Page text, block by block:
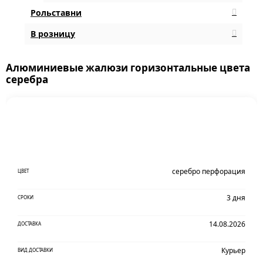
Рольставни
В розницу
Алюминиевые жалюзи горизонтальные цвета
серебра
ЦВЕТ серебро перфорация
СРОКИ 3 дня
ДОСТАВКА 14.08.2026
ВИД ДОСТАВКИ Курьер